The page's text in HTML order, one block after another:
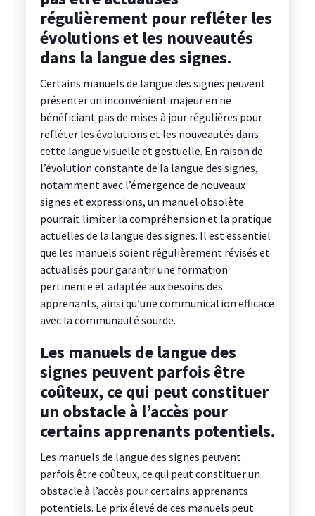
régulièrement pour refléter les
évolutions et les nouveautés
dans la langue des signes.
Certains manuels de langue des signes peuvent
présenter un inconvénient majeur en ne
bénéficiant pas de mises à jour régulières pour
refléter les évolutions et les nouveautés dans
cette langue visuelle et gestuelle. En raison de
l’évolution constante de la langue des signes,
notamment avec l’émergence de nouveaux
signes et expressions, un manuel obsolète
pourrait limiter la compréhension et la pratique
actuelles de la langue des signes. Il est essentiel
que les manuels soient régulièrement révisés et
actualisés pour garantir une formation
pertinente et adaptée aux besoins des
apprenants, ainsi qu’une communication efficace
avec la communauté sourde.
Les manuels de langue des
signes peuvent parfois être
coûteux, ce qui peut constituer
un obstacle à l’accès pour
certains apprenants potentiels.
Les manuels de langue des signes peuvent
parfois être coûteux, ce qui peut constituer un
obstacle à l’accès pour certains apprenants
potentiels. Le prix élevé de ces manuels peut